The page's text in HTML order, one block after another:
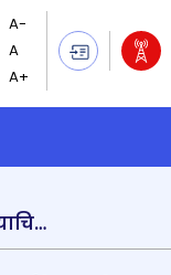
सर्वोच्च न्यायालय ने अडानी-हिंडनबर्ग मामले में एसआईटी गठित करने के अपने निर्णय के विरूद्ध दायर समीक्षा याचिका खारिज की